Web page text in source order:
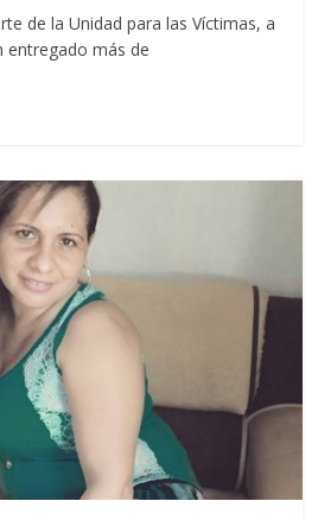
de la Unidad para las Víctimas, a
entregado más de